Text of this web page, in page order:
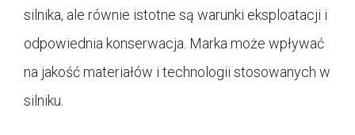
silnika, ale równie istotne są warunki eksploatacji i
odpowiednia konserwacja. Marka może wpływać
na jakość materiałów i technologii stosowanych w
silniku.